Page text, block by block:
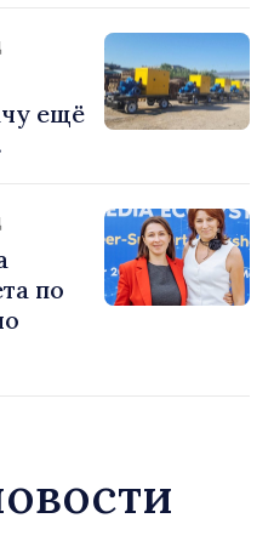
ещё
по